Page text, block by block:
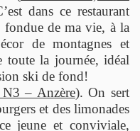
dans ce restaurant
fondue de ma vie, à la
de montagnes et
toute la journée, idéal
ski de fond!
– Anzère). On sert
et des limonades
jeune et conviviale,